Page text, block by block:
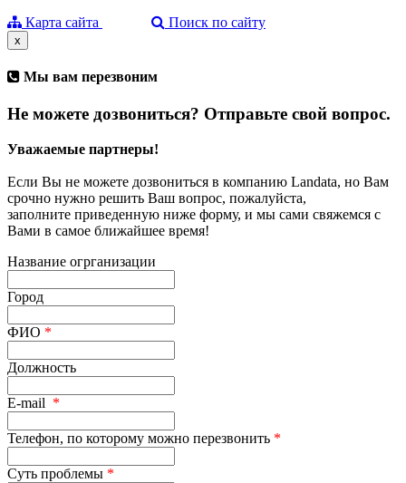
Карта сайта Поиск по сайту
x
Мы вам перезвоним
Не можете дозвониться? Отправьте свой вопрос.
Уважаемые партнеры!
Если Вы не можете дозвониться в компанию Landata, но Вам
срочно нужно решить Ваш вопрос, пожалуйста,
заполните приведенную ниже форму, и мы сами свяжемся с
Вами в самое ближайшее время!
Название огрганизации
Город
ФИО *
Должность
E-mail *
Телефон, по которому можно перезвонить *
Суть проблемы *